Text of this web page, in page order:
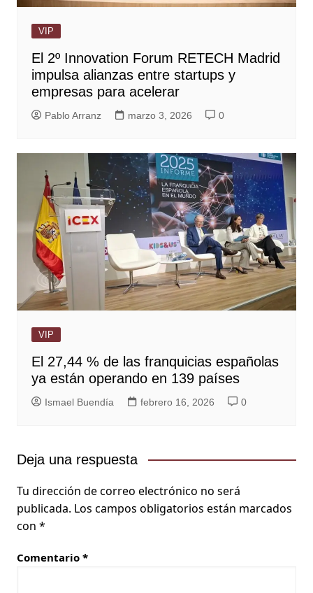
VIP
El 2º Innovation Forum RETECH Madrid
impulsa alianzas entre startups y
empresas para acelerar
Pablo Arranz marzo 3, 2026 0
VIP
El 27,44 % de las franquicias españolas
ya están operando en 139 países
Ismael Buendía febrero 16, 2026 0
Deja una respuesta
Tu dirección de correo electrónico no será
publicada. Los campos obligatorios están marcados
con *
Comentario *